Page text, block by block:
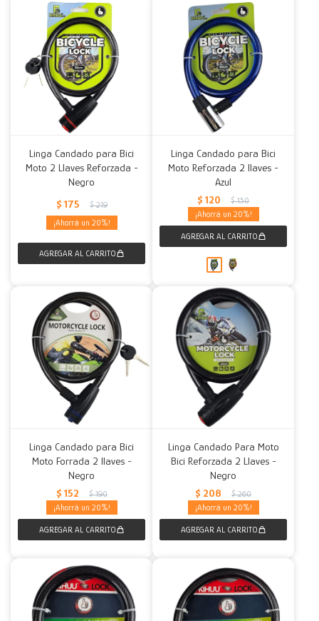
Linga Candado para Bici
Moto 2 Llaves Reforzada -
Negro
$ 175 $ 219
20
Linga Candado para Bici
Moto Reforzada 2 llaves -
Azul
$ 120 $ 150
20
Linga Candado para Bici
Moto Forrada 2 llaves -
Negro
$ 152 $ 190
20
Linga Candado Para Moto
Bici Reforzada 2 Llaves -
Negro
$ 208 $ 260
20